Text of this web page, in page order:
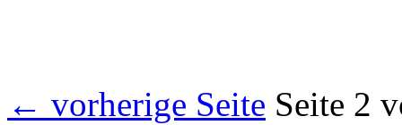
← vorherige Seite Seite 2